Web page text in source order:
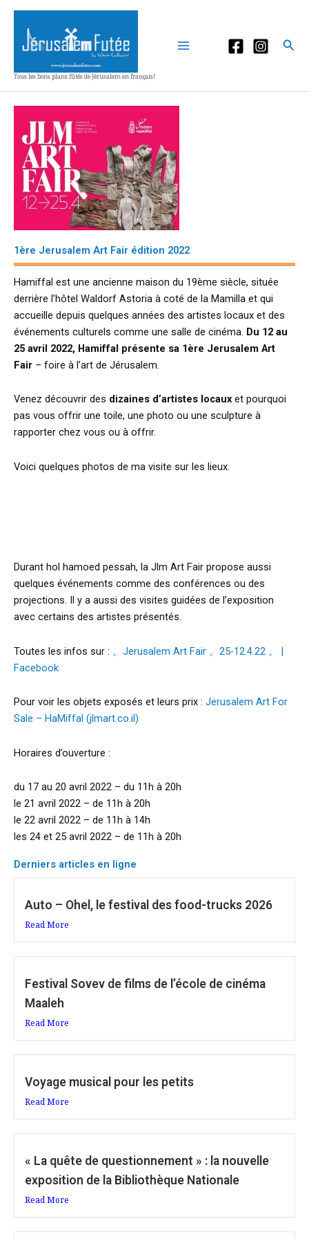
Aller
contenu
Tous les bons plans fûtés de Jérusalem en français!
1ère Jerusalem Art Fair édition 2022
Hamiffal est une ancienne maison du 19ème siècle, située
derrière l’hôtel Waldorf Astoria à coté de la Mamilla et qui
accueille depuis quelques années des artistes locaux et des
événements culturels comme une salle de cinéma. Du 12 au
25 avril 2022, Hamiffal présente sa 1ère Jerusalem Art
Fair – foire à l’art de Jérusalem.
Venez découvrir des dizaines d’artistes locaux et pourquoi
pas vous offrir une toile, une photo ou une sculpture à
rapporter chez vous ou à offrir.
Voici quelques photos de ma visite sur les lieux.
Durant hol hamoed pessah, la Jlm Art Fair propose aussi
quelques événements comme des conférences ou des
projections. Il y a aussi des visites guidées de l’exposition
avec certains des artistes présentés.
Toutes les infos sur : 。Jerusalem Art Fair 。25-12.4.22 。 |
Facebook
Pour voir les objets exposés et leurs prix : Jerusalem Art For
Sale – HaMiffal (jlmart.co.il)
Horaires d’ouverture :
du 17 au 20 avril 2022 – du 11h à 20h
le 21 avril 2022 – de 11h à 20h
le 22 avril 2022 – de 11h à 14h
les 24 et 25 avril 2022 – de 11h à 20h
Derniers articles en ligne
Auto – Ohel, le festival des food-trucks 2026
Read More
Festival Sovev de films de l’école de cinéma
Maaleh
Read More
Voyage musical pour les petits
Read More
« La quête de questionnement » : la nouvelle
exposition de la Bibliothèque Nationale
Read More